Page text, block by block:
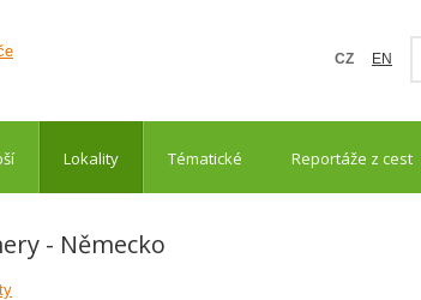
EN
CZ
Lokality Tématické Reportáže z cest
- Německo